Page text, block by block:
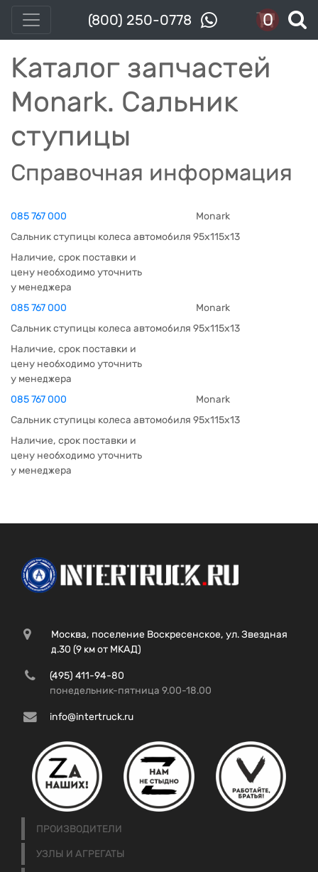
(800) 250-0778 0
Каталог запчастей
Monark. Сальник
ступицы
Справочная информация
085 767 000
Monark
Сальник ступицы колеса автомобиля 95x115x13
Наличие, срок поставки и
цену необходимо уточнить
у менеджера
085 767 000
Monark
Сальник ступицы колеса автомобиля 95x115x13
Наличие, срок поставки и
цену необходимо уточнить
у менеджера
085 767 000
Monark
Сальник ступицы колеса автомобиля 95x115x13
Наличие, срок поставки и
цену необходимо уточнить
у менеджера
Москва, поселение Воскресенское, ул. Звездная
д.30 (9 км от МКАД)
(495) 411-94-80
понедельник-пятница 9.00-18.00
info@intertruck.ru
ПРОИЗВОДИТЕЛИ
УЗЛЫ И АГРЕГАТЫ